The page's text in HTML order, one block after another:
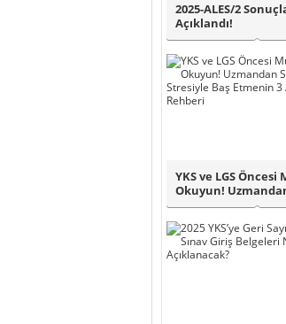
2025-ALES/2
Açıklandı!
YKS ve LGS
Okuyun!
Stresiyle B..